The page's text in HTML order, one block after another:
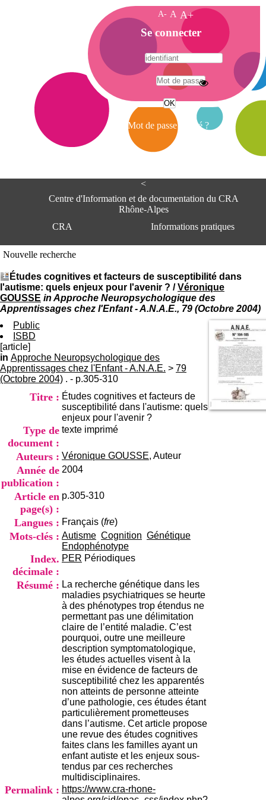
<
Centre d'Information et de documentation du CRA
Rhône-Alpes
CRA
Informations pratiques
du CRA Rhône-Alpes
Centre Hospitalier le Vinatier
bât 211
95, Bd Pinel
69678 Bron Cedex
Lundi au Vendredi
9h00-12h00 13h30-16h00
Tél: +33(0)4 37 91 54 65
+33(0)4 37 91 54 37
Mail
Nouvelle recherche
Études cognitives et facteurs de susceptibilité dans
l'autisme: quels enjeux pour l'avenir ? /Véronique
GOUSSE in Approche Neuropsychologique des
Apprentissages chez l'Enfant - A.N.A.E., 79 (Octobre 2004)
Public
ISBD
[article]
in Approche Neuropsychologique des
Apprentissages chez l'Enfant - A.N.A.E. > 79
(Octobre 2004) . - p.305-310
Titre : Études cognitives et facteurs de
susceptibilité dans l'autisme: quels
enjeux pour l'avenir ?
Type de
document :
texte imprimé
Auteurs : Véronique GOUSSE, Auteur
Année de
publication :
2004
Article en
page(s) :
p.305-310
Langues : Français (fre)
Mots-clés : Autisme Cognition Génétique
Endophénotype
Index.
décimale :
PER Périodiques
Résumé : La recherche génétique dans les
maladies psychiatriques se heurte
à des phénotypes trop étendus ne
permettant pas une délimitation
claire de l’entité maladie. C’est
pourquoi, outre une meilleure
description symptomatologique,
les études actuelles visent à la
mise en évidence de facteurs de
susceptibilité chez les apparentés
non atteints de personne atteinte
d’une pathologie, ces études étant
particulièrement prometteuses
dans l’autisme. Cet article propose
une revue des études cognitives
faites clans les familles ayant un
enfant autiste et les enjeux sous-
tendus par ces recherches
multidisciplinaires.
Permalink : https://www.cra-rhone-
A- A A+
A
c
c
e
i
Se connecter
Mot de passe oublié ?
A
e
e
n
f
o
r
i
o
n
t
d
e
D
c
u
n
a
t
i
o
n
u
C
R
A
R
h
ô
n
e
-
A
l
p
e
s
C
e
n
t
r
e